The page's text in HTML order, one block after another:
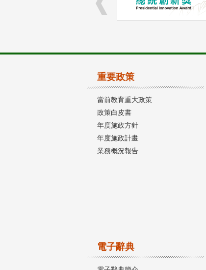
重要政策
當前教育重大政策
政策白皮書
年度施政方針
年度施政計畫
業務概況報告
電子辭典